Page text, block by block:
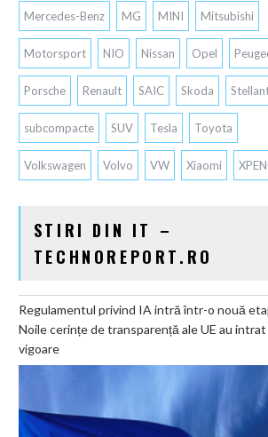
Mercedes-Benz MG MINI Mitsubishi
Motorsport NIO Nissan Opel
Porsche Renault SAIC Skoda
subcompacte SUV Tesla Toyota
Volkswagen Volvo VW Xiaomi
STIRI DIN IT –
TECHNOREPORT.RO
Regulamentul privind IA intră într-o nouă
Noile cerințe de transparență ale UE au intrat
vigoare